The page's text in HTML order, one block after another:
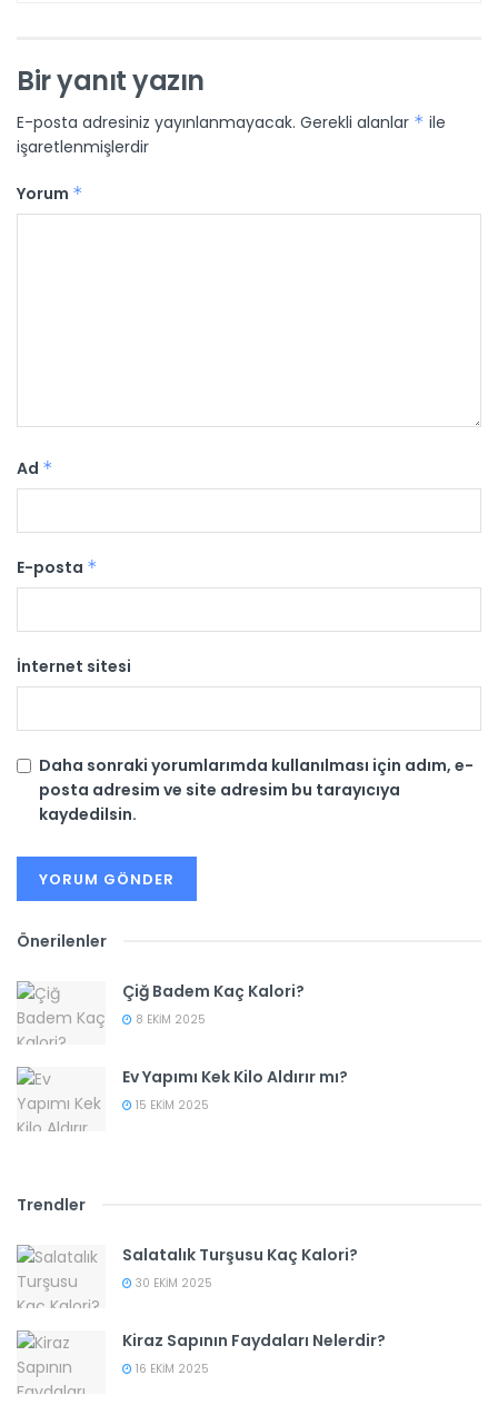
Bir yanıt yazın
E-posta adresiniz yayınlanmayacak. Gerekli alanlar * ile
işaretlenmişlerdir
Yorum *
Ad *
E-posta *
İnternet sitesi
Daha sonraki yorumlarımda kullanılması için adım, e-
posta adresim ve site adresim bu tarayıcıya
kaydedilsin.
Önerilenler
Çiğ Badem Kaç Kalori?
8 EKIM 2025
Ev Yapımı Kek Kilo Aldırır mı?
15 EKIM 2025
Trendler
Salatalık Turşusu Kaç Kalori?
30 EKIM 2025
Kiraz Sapının Faydaları Nelerdir?
16 EKIM 2025